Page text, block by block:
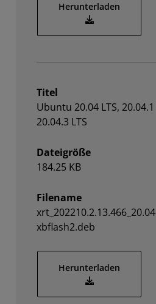
Herunterladen
Titel
Ubuntu 20.04 LTS, 20.04.1
20.04.3 LTS
Dateigröße
184.25 KB
Filename
xbflash2.deb
Herunterladen